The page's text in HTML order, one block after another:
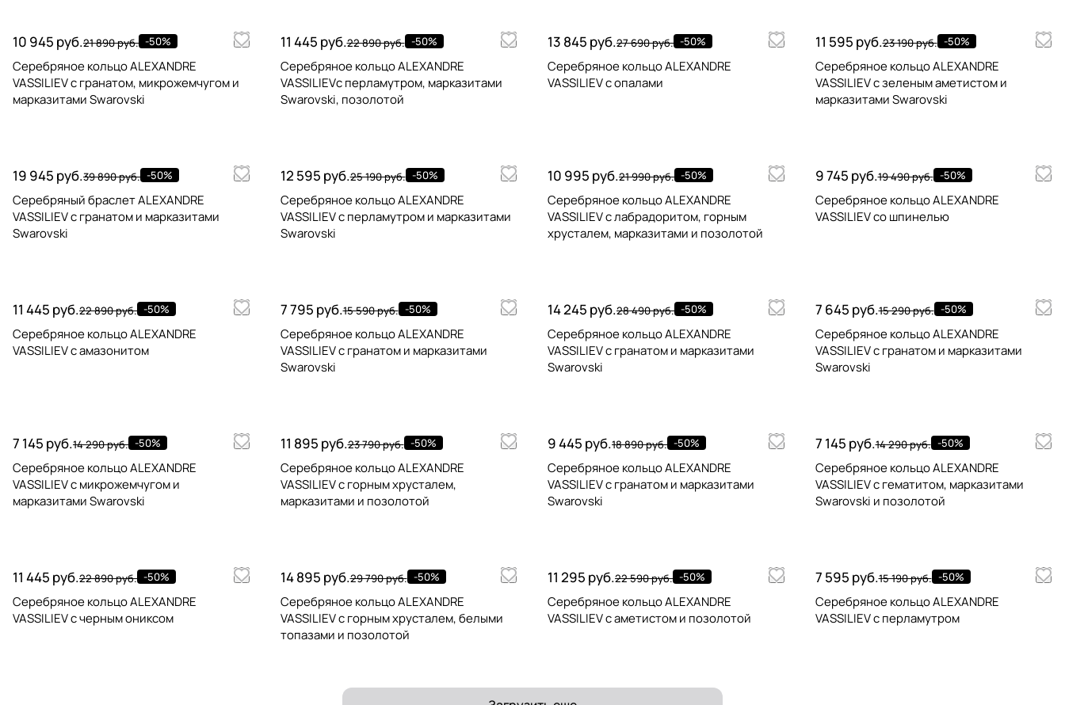
10 945 руб.21 890 руб. -50%
Серебряное кольцо ALEXANDRE
VASSILIEV с гранатом, микрожемчугом и
марказитами Swarovski
11 445 руб.22 890 руб. -50%
Серебряное кольцо ALEXANDRE
VASSILIEVс перламутром, марказитами
Swarovski, позолотой
13 845 руб.27 690 руб. -50%
Серебряное кольцо ALEXANDRE
VASSILIEV с опалами
11 595 руб.23 190 руб. -50%
Серебряное кольцо ALEXANDRE
VASSILIEV с зеленым аметистом и
марказитами Swarovski
19 945 руб.39 890 руб. -50%
Серебряный браслет ALEXANDRE
VASSILIEV с гранатом и марказитами
Swarovski
12 595 руб.25 190 руб. -50%
Серебряное кольцо ALEXANDRE
VASSILIEV с перламутром и марказитами
Swarovski
10 995 руб.21 990 руб. -50%
Серебряное кольцо ALEXANDRE
VASSILIEV с лабрадоритом, горным
хрусталем, марказитами и позолотой
9 745 руб.19 490 руб. -50%
Серебряное кольцо ALEXANDRE
VASSILIEV со шпинелью
11 445 руб.22 890 руб. -50%
Серебряное кольцо ALEXANDRE
VASSILIEV с амазонитом
7 795 руб.15 590 руб. -50%
Серебряное кольцо ALEXANDRE
VASSILIEV с гранатом и марказитами
Swarovski
14 245 руб.28 490 руб. -50%
Серебряное кольцо ALEXANDRE
VASSILIEV с гранатом и марказитами
Swarovski
7 645 руб.15 290 руб. -50%
Серебряное кольцо ALEXANDRE
VASSILIEV с гранатом и марказитами
Swarovski
7 145 руб.14 290 руб. -50%
Серебряное кольцо ALEXANDRE
VASSILIEV с микрожемчугом и
марказитами Swarovski
11 895 руб.23 790 руб. -50%
Серебряное кольцо ALEXANDRE
VASSILIEV c горным хрусталем,
марказитами и позолотой
9 445 руб.18 890 руб. -50%
Серебряное кольцо ALEXANDRE
VASSILIEV с гранатом и марказитами
Swarovski
7 145 руб.14 290 руб. -50%
Серебряное кольцо ALEXANDRE
VASSILIEV с гематитом, марказитами
Swarovski и позолотой
11 445 руб.22 890 руб. -50%
Серебряное кольцо ALEXANDRE
VASSILIEV с черным ониксом
14 895 руб.29 790 руб. -50%
Серебряное кольцо ALEXANDRE
VASSILIEV с горным хрусталем, белыми
топазами и позолотой
11 295 руб.22 590 руб. -50%
Серебряное кольцо ALEXANDRE
VASSILIEV с аметистом и позолотой
7 595 руб.15 190 руб. -50%
Серебряное кольцо ALEXANDRE
VASSILIEV с перламутром